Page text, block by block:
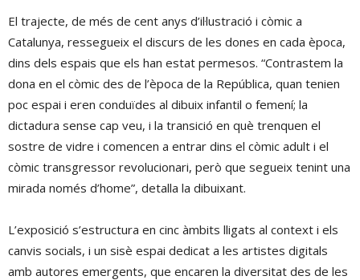
El trajecte, de més de cent anys d’il·lustració i còmic a
Catalunya, ressegueix el discurs de les dones en cada època,
dins dels espais que els han estat permesos. “Contrastem la
dona en el còmic des de l’època de la República, quan tenien
poc espai i eren conduïdes al dibuix infantil o femení; la
dictadura sense cap veu, i la transició en què trenquen el
sostre de vidre i comencen a entrar dins el còmic adult i el
còmic transgressor revolucionari, però que segueix tenint una
mirada només d’home”, detalla la dibuixant.
L’exposició s’estructura en cinc àmbits lligats al context i els
canvis socials, i un sisè espai dedicat a les artistes digitals
amb autores emergents, que encaren la diversitat des de les